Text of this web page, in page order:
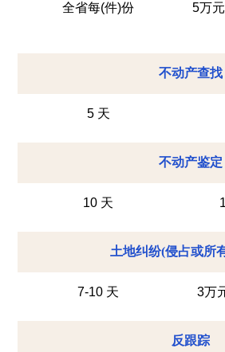
全省每(件)份
5万
不动产查找
5 天
不动产鉴定
10 天
土地纠纷(侵占或所
7-10 天 3万
反跟踪